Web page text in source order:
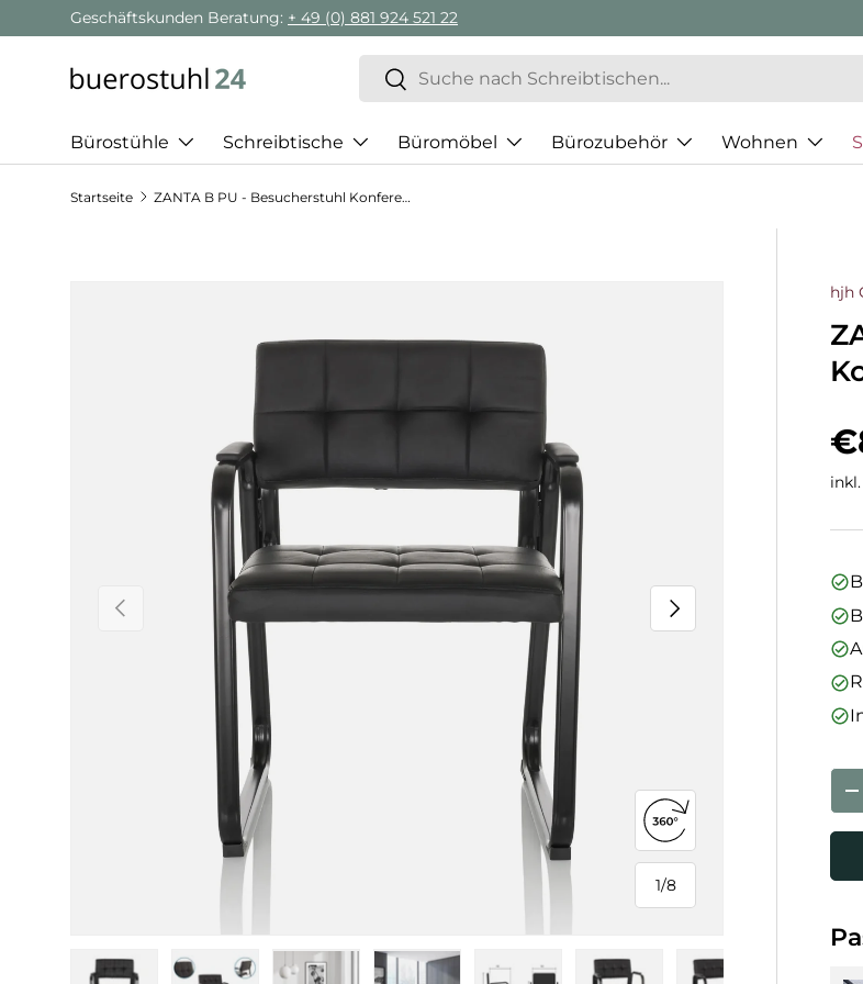
Direkt zum Inhalt
Geschäftskunden Beratung: + 49 (0) 881 924 521 22
Suchen
Suchen
Bürostühle Schreibtische Büromöbel Bürozubehör Wohnen
Startseite ZANTA B PU - Besucherstuhl Konferenzstuhl
Vorherige
1/
von
8
Nächste
360°-Ansicht öffnen
hjh